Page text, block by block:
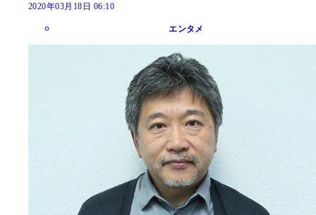
2020年03月18日 06:10
エンタメ